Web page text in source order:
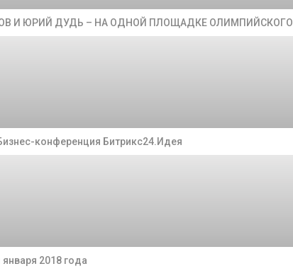
И ЮРИЙ ДУДЬ – НА ОДНОЙ ПЛОЩАДКЕ ОЛИМПИЙСКОГО
конференция Битрикс24.Идея
2018 года